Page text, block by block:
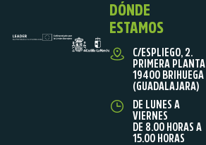
DÓNDE
ESTAMOS
C/ESPLIEGO, 2.
PRIMERA PLANTA
19400 BRIHUEGA
(GUADALAJARA)
DE LUNES A
VIERNES
DE 8.00 HORAS A
15.00 HORAS